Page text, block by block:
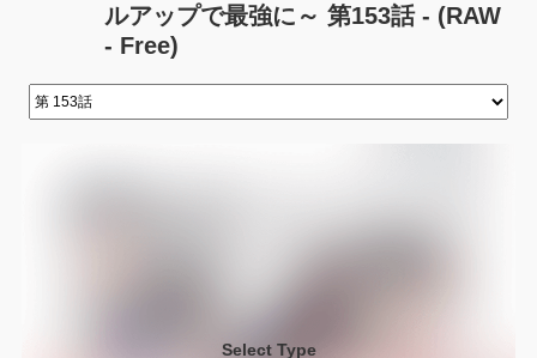
ルアップで最強に～ 第153話 - (RAW
- Free)
Select Type